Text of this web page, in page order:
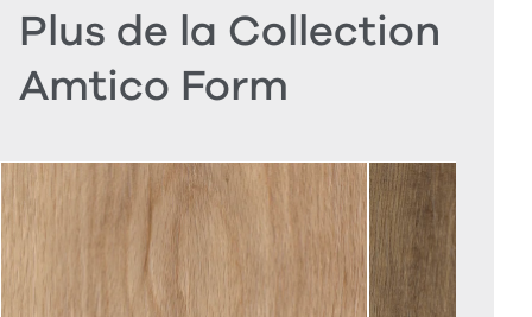
Plus de la Collection
Amtico Form